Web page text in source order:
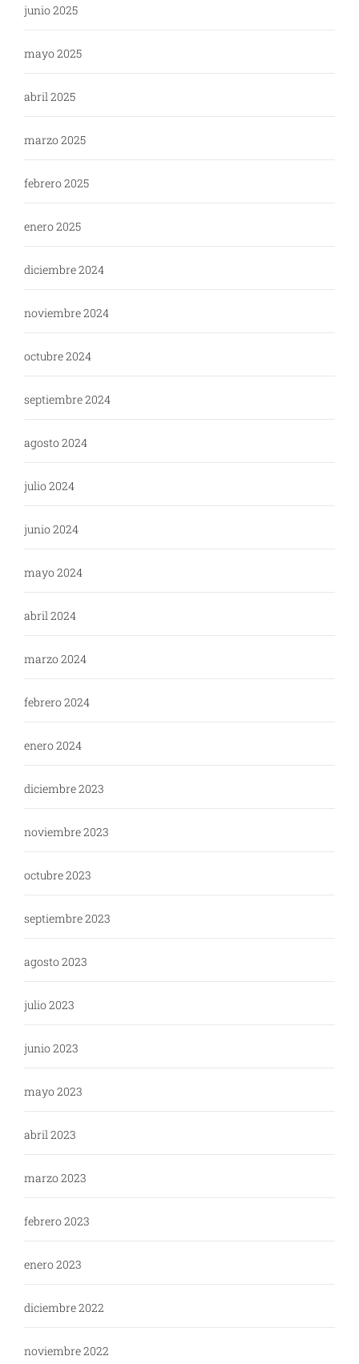
junio 2025
mayo 2025
abril 2025
marzo 2025
febrero 2025
enero 2025
diciembre 2024
noviembre 2024
octubre 2024
septiembre 2024
agosto 2024
julio 2024
junio 2024
mayo 2024
abril 2024
marzo 2024
febrero 2024
enero 2024
diciembre 2023
noviembre 2023
octubre 2023
septiembre 2023
agosto 2023
julio 2023
junio 2023
mayo 2023
abril 2023
marzo 2023
febrero 2023
enero 2023
diciembre 2022
noviembre 2022